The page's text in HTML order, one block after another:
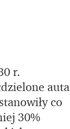
r.
auta
co
30%